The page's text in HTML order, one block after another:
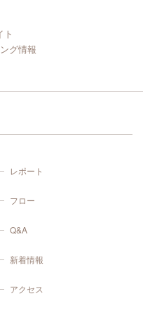
ト
グ情報
レポート
フロー
Q&A
新着情報
アクセス